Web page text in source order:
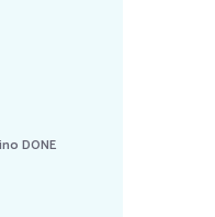
DONE